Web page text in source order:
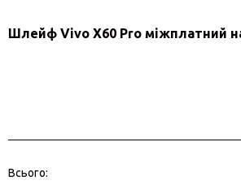
Шлейф Vivo X60 Pro міжплатний
Всього: